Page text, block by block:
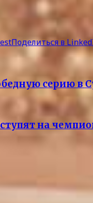
Поделиться в
серию в
на